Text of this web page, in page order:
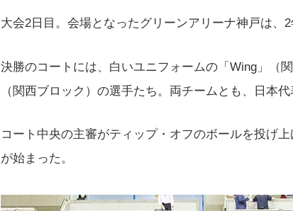
大会2日目。会場となったグリーンアリーナ神戸は、
決勝のコートには、白いユニフォームの「Wing」（
（関西ブロック）の選手たち。両チームとも、日本
コート中央の主審がティップ・オフのボールを投げ
が始まった。